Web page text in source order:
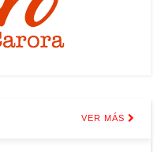
VER MÁS